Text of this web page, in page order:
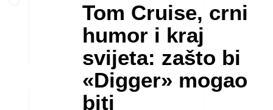
Tom Cruise, crni
humor i kraj
svijeta: zašto bi
«Digger» mogao
biti